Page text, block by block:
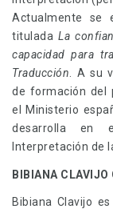
Actualmente se
tituladaLa
capacidad para
Traducción. A su
de formación del
el Ministerio
desarrolla en
Interpretación de
BIBIANA CLAVIJO
Bibiana Clavijo